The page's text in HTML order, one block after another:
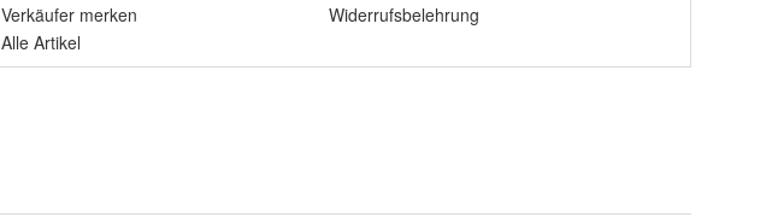
Verkäufer merken
Alle Artikel
Widerrufsbelehrung